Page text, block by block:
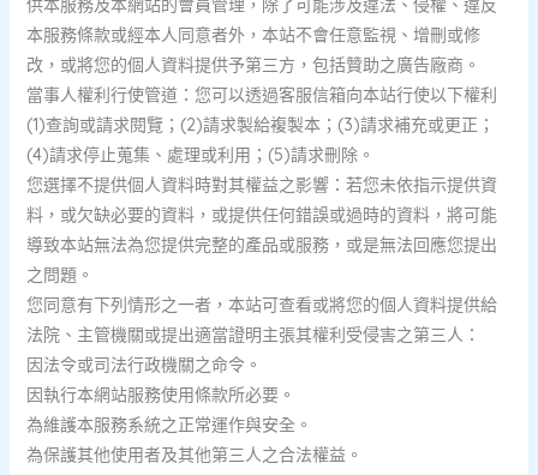
供本服務及本網站的會員管理，除了可能涉及違法、侵權、違反
本服務條款或經本人同意者外，本站不會任意監視、增刪或修
改，或將您的個人資料提供予第三方，包括贊助之廣告廠商。
當事人權利行使管道：您可以透過客服信箱向本站行使以下權利
(1)查詢或請求閱覽；(2)請求製給複製本；(3)請求補充或更正；
(4)請求停止蒐集、處理或利用；(5)請求刪除。
您選擇不提供個人資料時對其權益之影響：若您未依指示提供資
料，或欠缺必要的資料，或提供任何錯誤或過時的資料，將可能
導致本站無法為您提供完整的產品或服務，或是無法回應您提出
之問題。
您同意有下列情形之一者，本站可查看或將您的個人資料提供給
法院、主管機關或提出適當證明主張其權利受侵害之第三人：
因法令或司法行政機關之命令。
因執行本網站服務使用條款所必要。
為維護本服務系統之正常運作與安全。
為保護其他使用者及其他第三人之合法權益。